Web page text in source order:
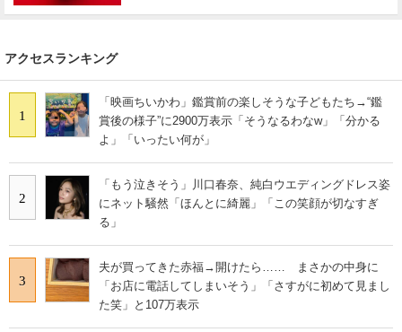
アクセスランキング
1
「映画ちいかわ」鑑賞前の楽しそうな子どもたち→“鑑
賞後の様子”に2900万表示「そうなるわなw」「分かる
よ」「いったい何が」
2
「もう泣きそう」川口春奈、純白ウエディングドレス姿
にネット騒然「ほんとに綺麗」「この笑顔が切なすぎ
る」
3
夫が買ってきた赤福→開けたら…… まさかの中身に
「お店に電話してしまいそう」「さすがに初めて見まし
た笑」と107万表示